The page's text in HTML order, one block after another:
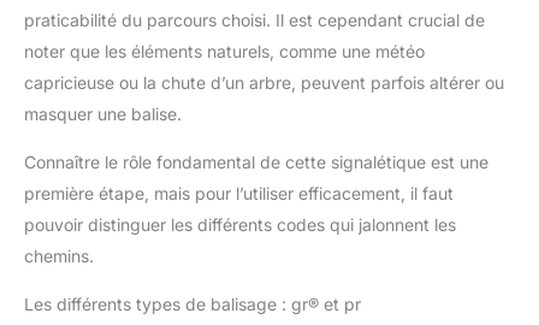
praticabilité du parcours choisi. Il est cependant crucial de
noter que les éléments naturels, comme une météo
capricieuse ou la chute d’un arbre, peuvent parfois altérer ou
masquer une balise.
Connaître le rôle fondamental de cette signalétique est une
première étape, mais pour l’utiliser efficacement, il faut
pouvoir distinguer les différents codes qui jalonnent les
chemins.
Les différents types de balisage : gr® et pr